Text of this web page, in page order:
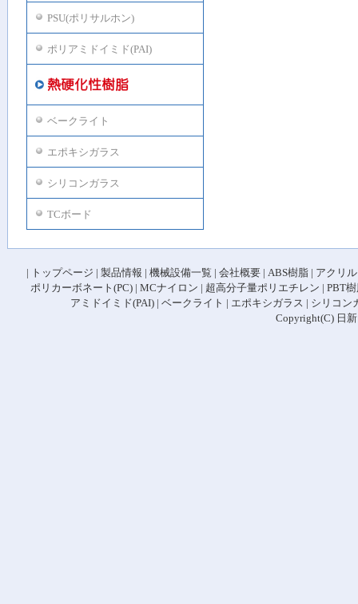
PSU(ポリサルホン)
ポリアミドイミド(PAI)
ベークライト
エポキシガラス
シリコンガラス
TCボード
| トップページ | 製品情報 | 機械設備一覧 | 会社概要 | ABS樹脂 | アクリル
ポリカーボネート(PC) | MCナイロン | 超高分子量ポリエチレン | PBT
アミドイミド(PAI) | ベークライト | エポキシガラス | シリコン
Copyright(C) 日